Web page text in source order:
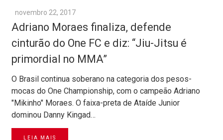
novembro 22, 2017
Adriano Moraes finaliza, defende
cinturão do One FC e diz: “Jiu-Jitsu é
primordial no MMA”
O Brasil continua soberano na categoria dos pesos-
mocas do One Championship, com o campeão Adriano
"Mikinho" Moraes. O faixa-preta de Ataíde Junior
dominou Danny Kingad…
LEIA MAIS